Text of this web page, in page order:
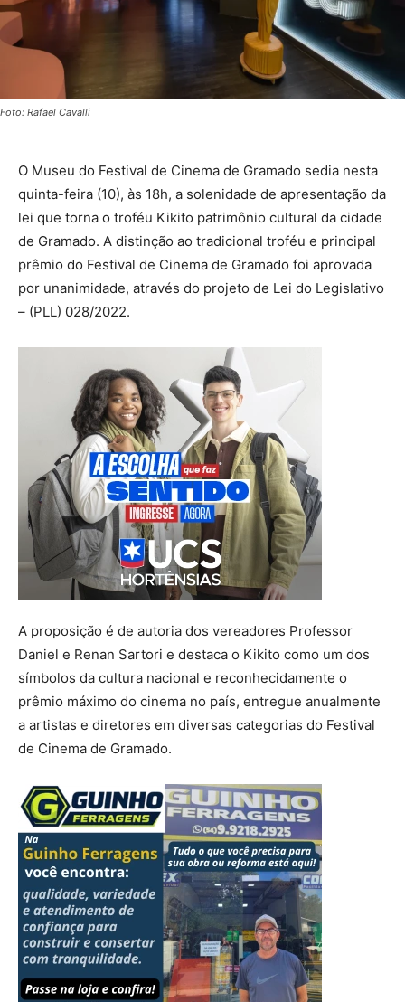
Foto: Rafael Cavalli
O Museu do Festival de Cinema de Gramado sedia nesta
quinta-feira (10), às 18h, a solenidade de apresentação da
lei que torna o troféu Kikito patrimônio cultural da cidade
de Gramado. A distinção ao tradicional troféu e principal
prêmio do Festival de Cinema de Gramado foi aprovada
por unanimidade, através do projeto de Lei do Legislativo
– (PLL) 028/2022.
A proposição é de autoria dos vereadores Professor
Daniel e Renan Sartori e destaca o Kikito como um dos
símbolos da cultura nacional e reconhecidamente o
prêmio máximo do cinema no país, entregue anualmente
a artistas e diretores em diversas categorias do Festival
de Cinema de Gramado.